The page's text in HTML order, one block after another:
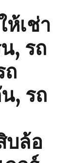
ห้เช่า
, รถ
ถ
, รถ
บล้อ